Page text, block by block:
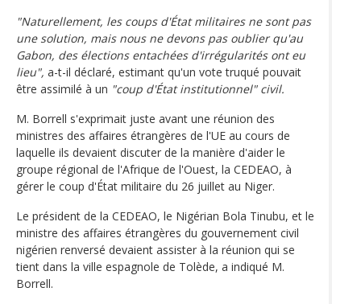
"Naturellement, les coups d'État militaires ne sont pas
une solution, mais nous ne devons pas oublier qu'au
Gabon, des élections entachées d'irrégularités ont eu
lieu", a-t-il déclaré, estimant qu'un vote truqué pouvait
être assimilé à un "coup d'État institutionnel" civil.
M. Borrell s'exprimait juste avant une réunion des
ministres des affaires étrangères de l'UE au cours de
laquelle ils devaient discuter de la manière d'aider le
groupe régional de l'Afrique de l'Ouest, la CEDEAO, à
gérer le coup d'État militaire du 26 juillet au Niger.
Le président de la CEDEAO, le Nigérian Bola Tinubu, et le
ministre des affaires étrangères du gouvernement civil
nigérien renversé devaient assister à la réunion qui se
tient dans la ville espagnole de Tolède, a indiqué M.
Borrell.